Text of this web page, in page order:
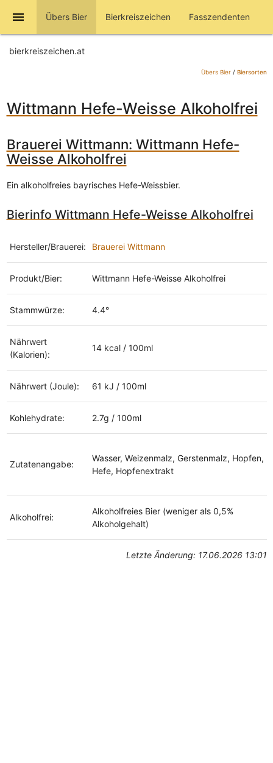
menu Übers Bier Bierkreiszeichen Fasszendenten
bierkreiszeichen.at
Übers Bier/ Biersorten
Wittmann Hefe-Weisse Alkoholfrei
Brauerei Wittmann: Wittmann Hefe-
Weisse Alkoholfrei
Ein alkoholfreies bayrisches Hefe-Weissbier.
Bierinfo Wittmann Hefe-Weisse Alkoholfrei
Hersteller/Brauerei: Brauerei Wittmann
Produkt/Bier: Wittmann Hefe-Weisse Alkoholfrei
Stammwürze: 4.4°
Nährwert
(Kalorien):
14 kcal / 100ml
Nährwert (Joule): 61 kJ / 100ml
Kohlehydrate: 2.7g / 100ml
Zutatenangabe:
Wasser, Weizenmalz, Gerstenmalz, Hopfen,
Hefe, Hopfenextrakt
Alkoholfrei:
Alkoholfreies Bier (weniger als 0,5%
Alkoholgehalt)
Letzte Änderung: 17.06.2026 13:01